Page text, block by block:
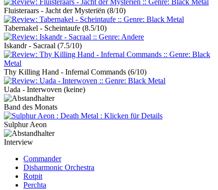
Fluisteraars - Jacht der Mysteriën (8/10)
Tabernakel - Scheintaufe (8.5/10)
Iskandr - Sacraal (7.5/10)
Thy Killing Hand - Infernal Commands (6/10)
Uada - Interwoven (keine)
Band des Monats
Sulphur Aeon
Interview
Commander
Disharmonic Orchestra
Rotpit
Perchta